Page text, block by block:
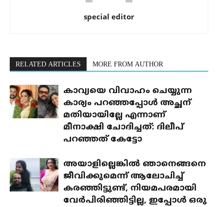
special editor
RELATED ARTICLES MORE FROM AUTHOR
കാവ്യയെ വിവാഹം ചെയ്യുന്ന
കാര്യം പറഞ്ഞപ്പോൾ അച്ഛന്
മതിയായില്ലേ എന്നാണ്
മീനാക്ഷി ചോദിച്ചത്: ദിലീപ്
പറഞ്ഞത് കേട്ടോ
അയാളില്ലെങ്കിൽ ഞാനെങ്ങനെ
ജീവിക്കുമെന്ന് ആലോചിച്ച്
കരഞ്ഞിട്ടുണ്ട്, നിയമപരമായി
വേർപിരിഞ്ഞിട്ടില്ല, ഇപ്പോൾ ഒരു